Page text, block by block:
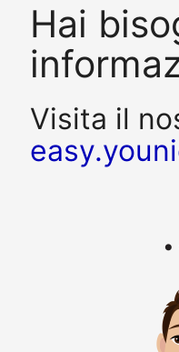
Hai
Visita il